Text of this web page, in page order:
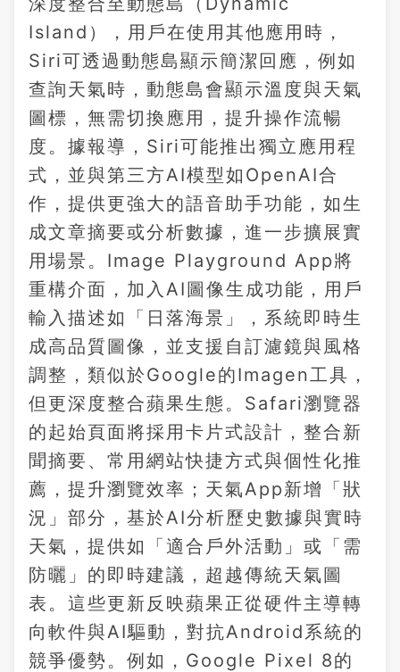
Island），用戶在使用其他應用時，
Siri可透過動態島顯示簡潔回應，例如
查詢天氣時，動態島會顯示溫度與天氣
圖標，無需切換應用，提升操作流暢
度。據報導，Siri可能推出獨立應用程
式，並與第三方AI模型如OpenAI合
作，提供更強大的語音助手功能，如生
成文章摘要或分析數據，進一步擴展實
用場景。Image Playground App將
重構介面，加入AI圖像生成功能，用戶
輸入描述如「日落海景」，系統即時生
成高品質圖像，並支援自訂濾鏡與風格
調整，類似於Google的Imagen工具，
但更深度整合蘋果生態。Safari瀏覽器
的起始頁面將採用卡片式設計，整合新
聞摘要、常用網站快捷方式與個性化推
薦，提升瀏覽效率；天氣App新增「狀
況」部分，基於AI分析歷史數據與實時
天氣，提供如「適合戶外活動」或「需
防曬」的即時建議，超越傳統天氣圖
表。這些更新反映蘋果正從硬件主導轉
向軟件與AI驅動，對抗Android系統的
競爭優勢。例如，Google Pixel 8的